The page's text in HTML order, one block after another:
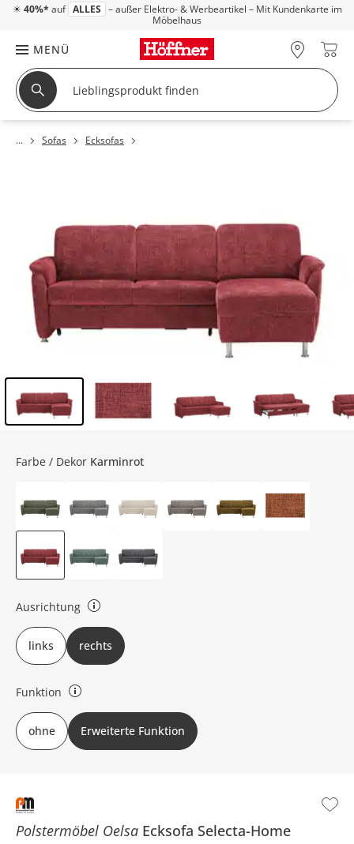
☀ 40%* auf ALLES – außer Elektro- & Werbeartikel – Mit Kundenkarte im
Möbelhaus
MENÜ
Sofas Ecksofas
Polstermöbel Oelsa Ecksofa Selecta-Home
Farbe / Dekor Karminrot
Ausrichtung
rechts oder links (bezieht sich auf die Draufsicht)
links rechts
Funktion
Grundfunktion: ohne weiteren Funktionen Erweiterte Funktion:
Schlaffunktion, Bettkasten
ohne Erweiterte Funktion